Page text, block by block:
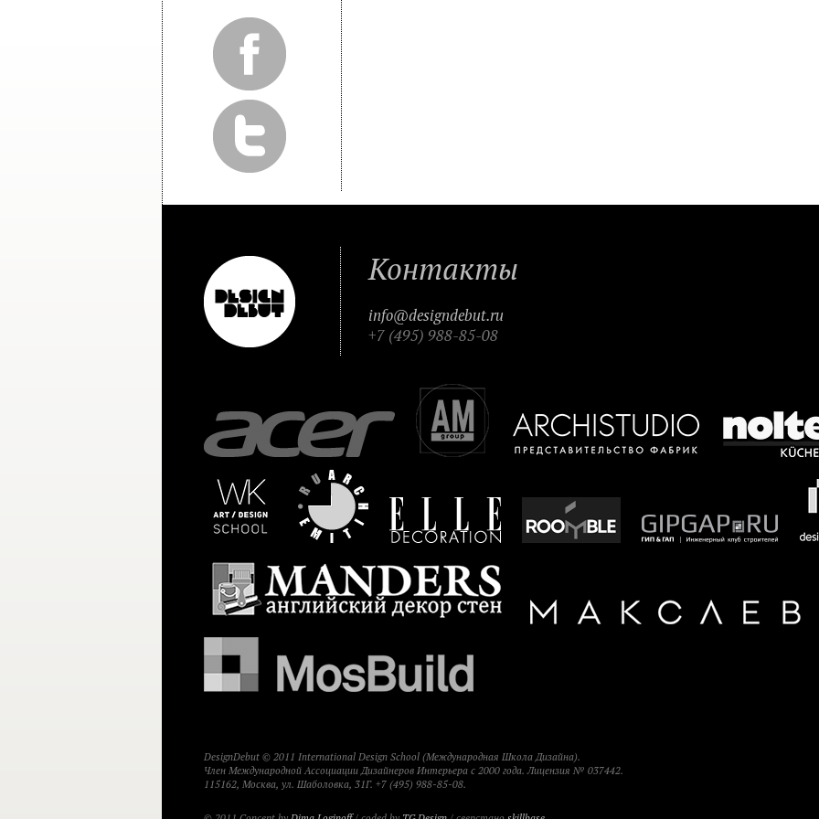
Контакты
info@designdebut.ru
+7 (495) 988-85-08
DesignDebut © 2011 International Design School (Международная Школа Дизайна).
Член Международной Ассоциации Дизайнеров Интерьера с 2000 года. Лицензия № 037442.
115162, Москва, ул. Шаболовка, 31Г. +7 (495) 988-85-08.